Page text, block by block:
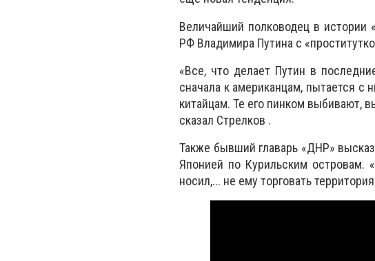
Величайший полководец в истории
РФ Владимира Путина с
«Все, что делает Путин в
сначала к американцам, пытается с
китайцам. Те его пинком выбивают,
сказал Стрелков .
Также бывший главарь «ДНР»
Японией по Курильским островам.
носил,... не ему торговать